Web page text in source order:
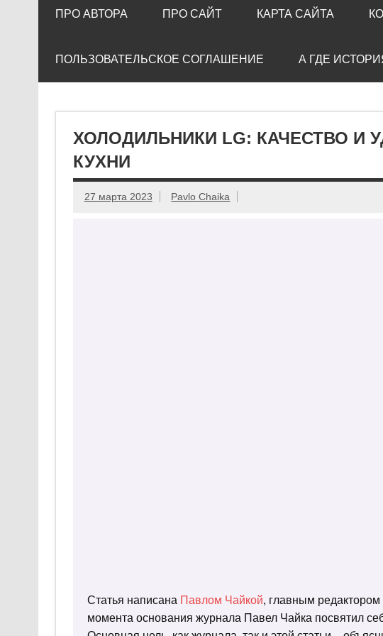
ПРО АВТОРА ПРО САЙТ КАРТА САЙТА
ПОЛЬЗОВАТЕЛЬСКОЕ СОГЛАШЕНИЕ А ГДЕ
ХОЛОДИЛЬНИКИ LG: КАЧЕСТВО И
КУХНИ
27 марта 2023 Pavlo Chaika
Статья написана Павлом Чайкой, главным
момента основания журнала Павел Чайка посвятил